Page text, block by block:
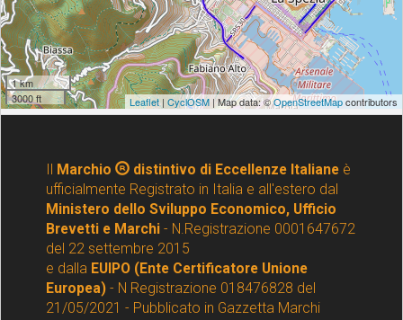
Marchio distintivo di Eccellenze Italianeè
ufficialmente Registrato in Italia e all'estero dal
Ministero dello Sviluppo Economico, Ufficio
Brevetti e Marchi - N.Registrazione 0001647672
del 22 settembre 2015
e dalla EUIPO (Ente Certificatore Unione
Europea) - N Registrazione 018476828 del
21/05/2021 - Pubblicato in Gazzetta Marchi